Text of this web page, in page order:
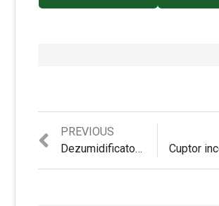
PREVIOUS
Previous
post:
Dezumidificator TESY DHF 10 CEL – Review si Recomandari
post: